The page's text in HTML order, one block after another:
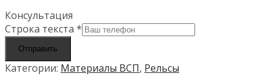
Консультация
Строка текста *
Отправить
Категории: Материалы ВСП, Рельсы